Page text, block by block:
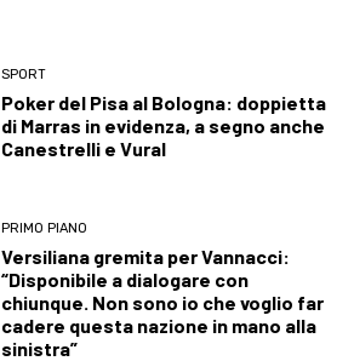
SPORT
Poker del Pisa al Bologna: doppietta
di Marras in evidenza, a segno anche
Canestrelli e Vural
PRIMO PIANO
Versiliana gremita per Vannacci:
“Disponibile a dialogare con
chiunque. Non sono io che voglio far
cadere questa nazione in mano alla
sinistra”